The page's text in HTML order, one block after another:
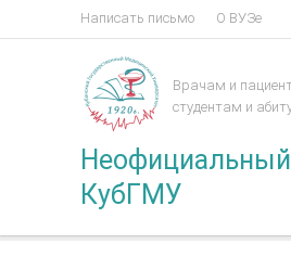
Написать письмо О ВУЗе
Неофициальный
КубГМУ
Врачам и
студентам и